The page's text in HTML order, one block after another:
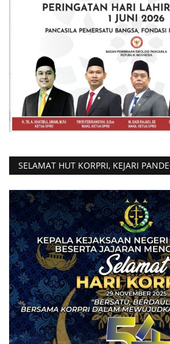
SELAMAT HUT KORPRI, KEJARI